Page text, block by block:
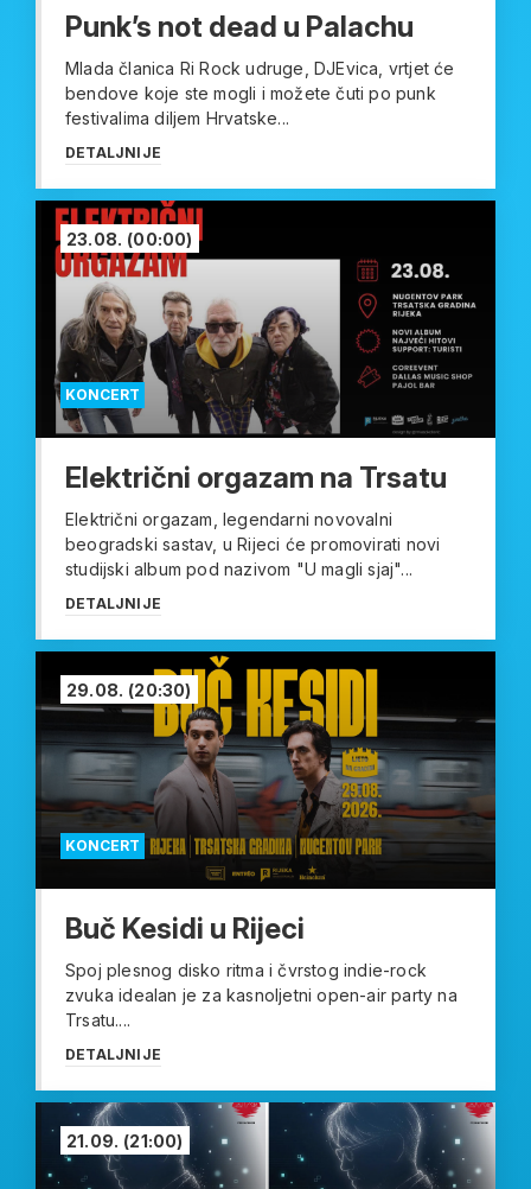
Punk’s not dead u Palachu
Mlada članica Ri Rock udruge, DJEvica, vrtjet će
bendove koje ste mogli i možete čuti po punk
festivalima diljem Hrvatske...
DETALJNIJE
KONCERT
23.08. (00:00)
Električni orgazam na Trsatu
Električni orgazam, legendarni novovalni
beogradski sastav, u Rijeci će promovirati novi
studijski album pod nazivom "U magli sjaj"...
DETALJNIJE
KONCERT
29.08. (20:30)
Buč Kesidi u Rijeci
Spoj plesnog disko ritma i čvrstog indie-rock
zvuka idealan je za kasnoljetni open-air party na
Trsatu....
DETALJNIJE
21.09. (21:00)